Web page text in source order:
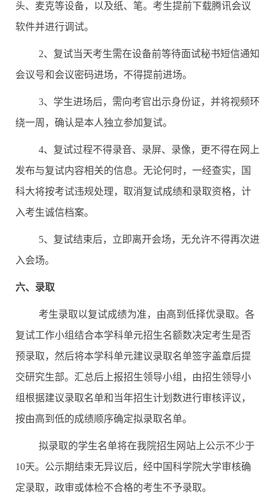
头、麦克等设备，以及纸、笔。考生提前下载腾讯会议
软件并进行调试。
2、复试当天考生需在设备前等待面试秘书短信通知
会议号和会议密码进场，不得提前进场。
3、学生进场后，需向考官出示身份证，并将视频环
绕一周，确认是本人独立参加复试。
4、复试过程不得录音、录屏、录像，更不得在网上
发布与复试内容相关的信息。无论何时，一经查实，国
科大将按考试违规处理，取消复试成绩和录取资格，计
入考生诚信档案。
5、复试结束后，立即离开会场，无允许不得再次进
入会场。
六、录取
考生录取以复试成绩为准，由高到低择优录取。各
复试工作小组结合本学科单元招生名额数决定考生是否
预录取，然后将本学科单元建议录取名单签字盖章后提
交研究生部。汇总后上报招生领导小组，由招生领导小
组根据建议录取名单和当年招生计划数进行审核评议，
按由高到低的成绩顺序确定拟录取名单。
拟录取的学生名单将在我院招生网站上公示不少于
10天。公示期结束无异议后，经中国科学院大学审核确
定录取，政审或体检不合格的考生不予录取。